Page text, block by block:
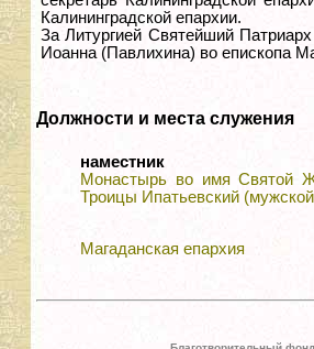
Калининградской епархии.
За Литургией Святейший
Иоанна (Павлихина) во епископа
Должности и места служения
наместник
Монастырь во имя Святой
Троицы Ипатьевский
Магаданская епархия